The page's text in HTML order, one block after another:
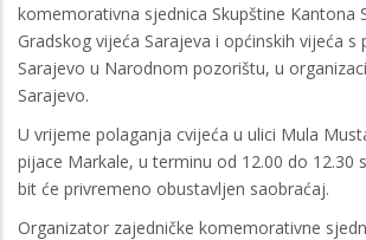
komemorativna sjednica Skupštine Kantona
Gradskog vijeća Sarajeva i općinskih vijeća s
Sarajevo u Narodnom pozorištu, u
Sarajevo.
U vrijeme polaganja cvijeća u ulici Mula
pijace Markale, u terminu od 12.00 do 12.30
bit će privremeno obustavljen saobraćaj.
Organizator zajedničke komemorativne